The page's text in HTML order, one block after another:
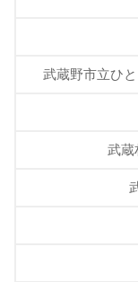
武蔵野市立ひ
武蔵